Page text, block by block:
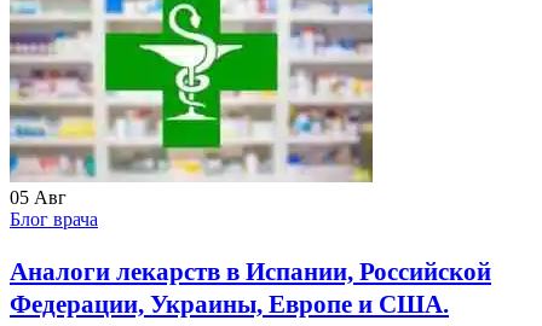
05 Авг
Блог врача
Аналоги лекарств в Испании, Российской
Федерации, Украины, Европе и США.